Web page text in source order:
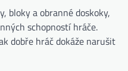
bloky a obranné doskoky,
schopností hráče.
dobře hráč dokáže narušit